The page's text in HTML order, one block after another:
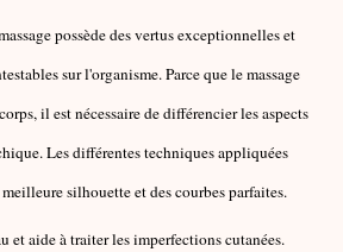
possède des vertus exceptionnelles et
sur l'organisme. Parce que le massage
il est nécessaire de différencier les aspects
Les différentes techniques appliquées
silhouette et des courbes parfaites.
et aide à traiter les imperfections cutanées.